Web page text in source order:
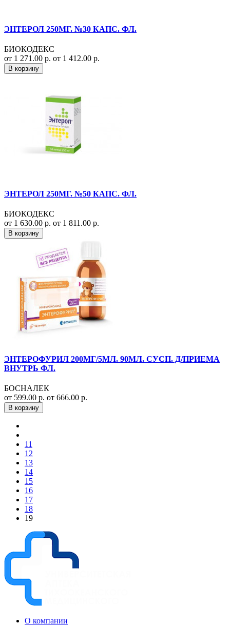
ЭНТЕРОЛ 250МГ. №30 КАПС. ФЛ.
БИОКОДЕКС
от 1 271.00 р. от 1 412.00 р.
В корзину
ЭНТЕРОЛ 250МГ. №50 КАПС. ФЛ.
БИОКОДЕКС
от 1 630.00 р. от 1 811.00 р.
В корзину
ЭНТЕРОФУРИЛ 200МГ/5МЛ. 90МЛ. СУСП. Д/ПРИЕМА
ВНУТРЬ ФЛ.
БОСНАЛЕК
от 599.00 р. от 666.00 р.
В корзину
11
12
13
14
15
16
17
18
19
О компании